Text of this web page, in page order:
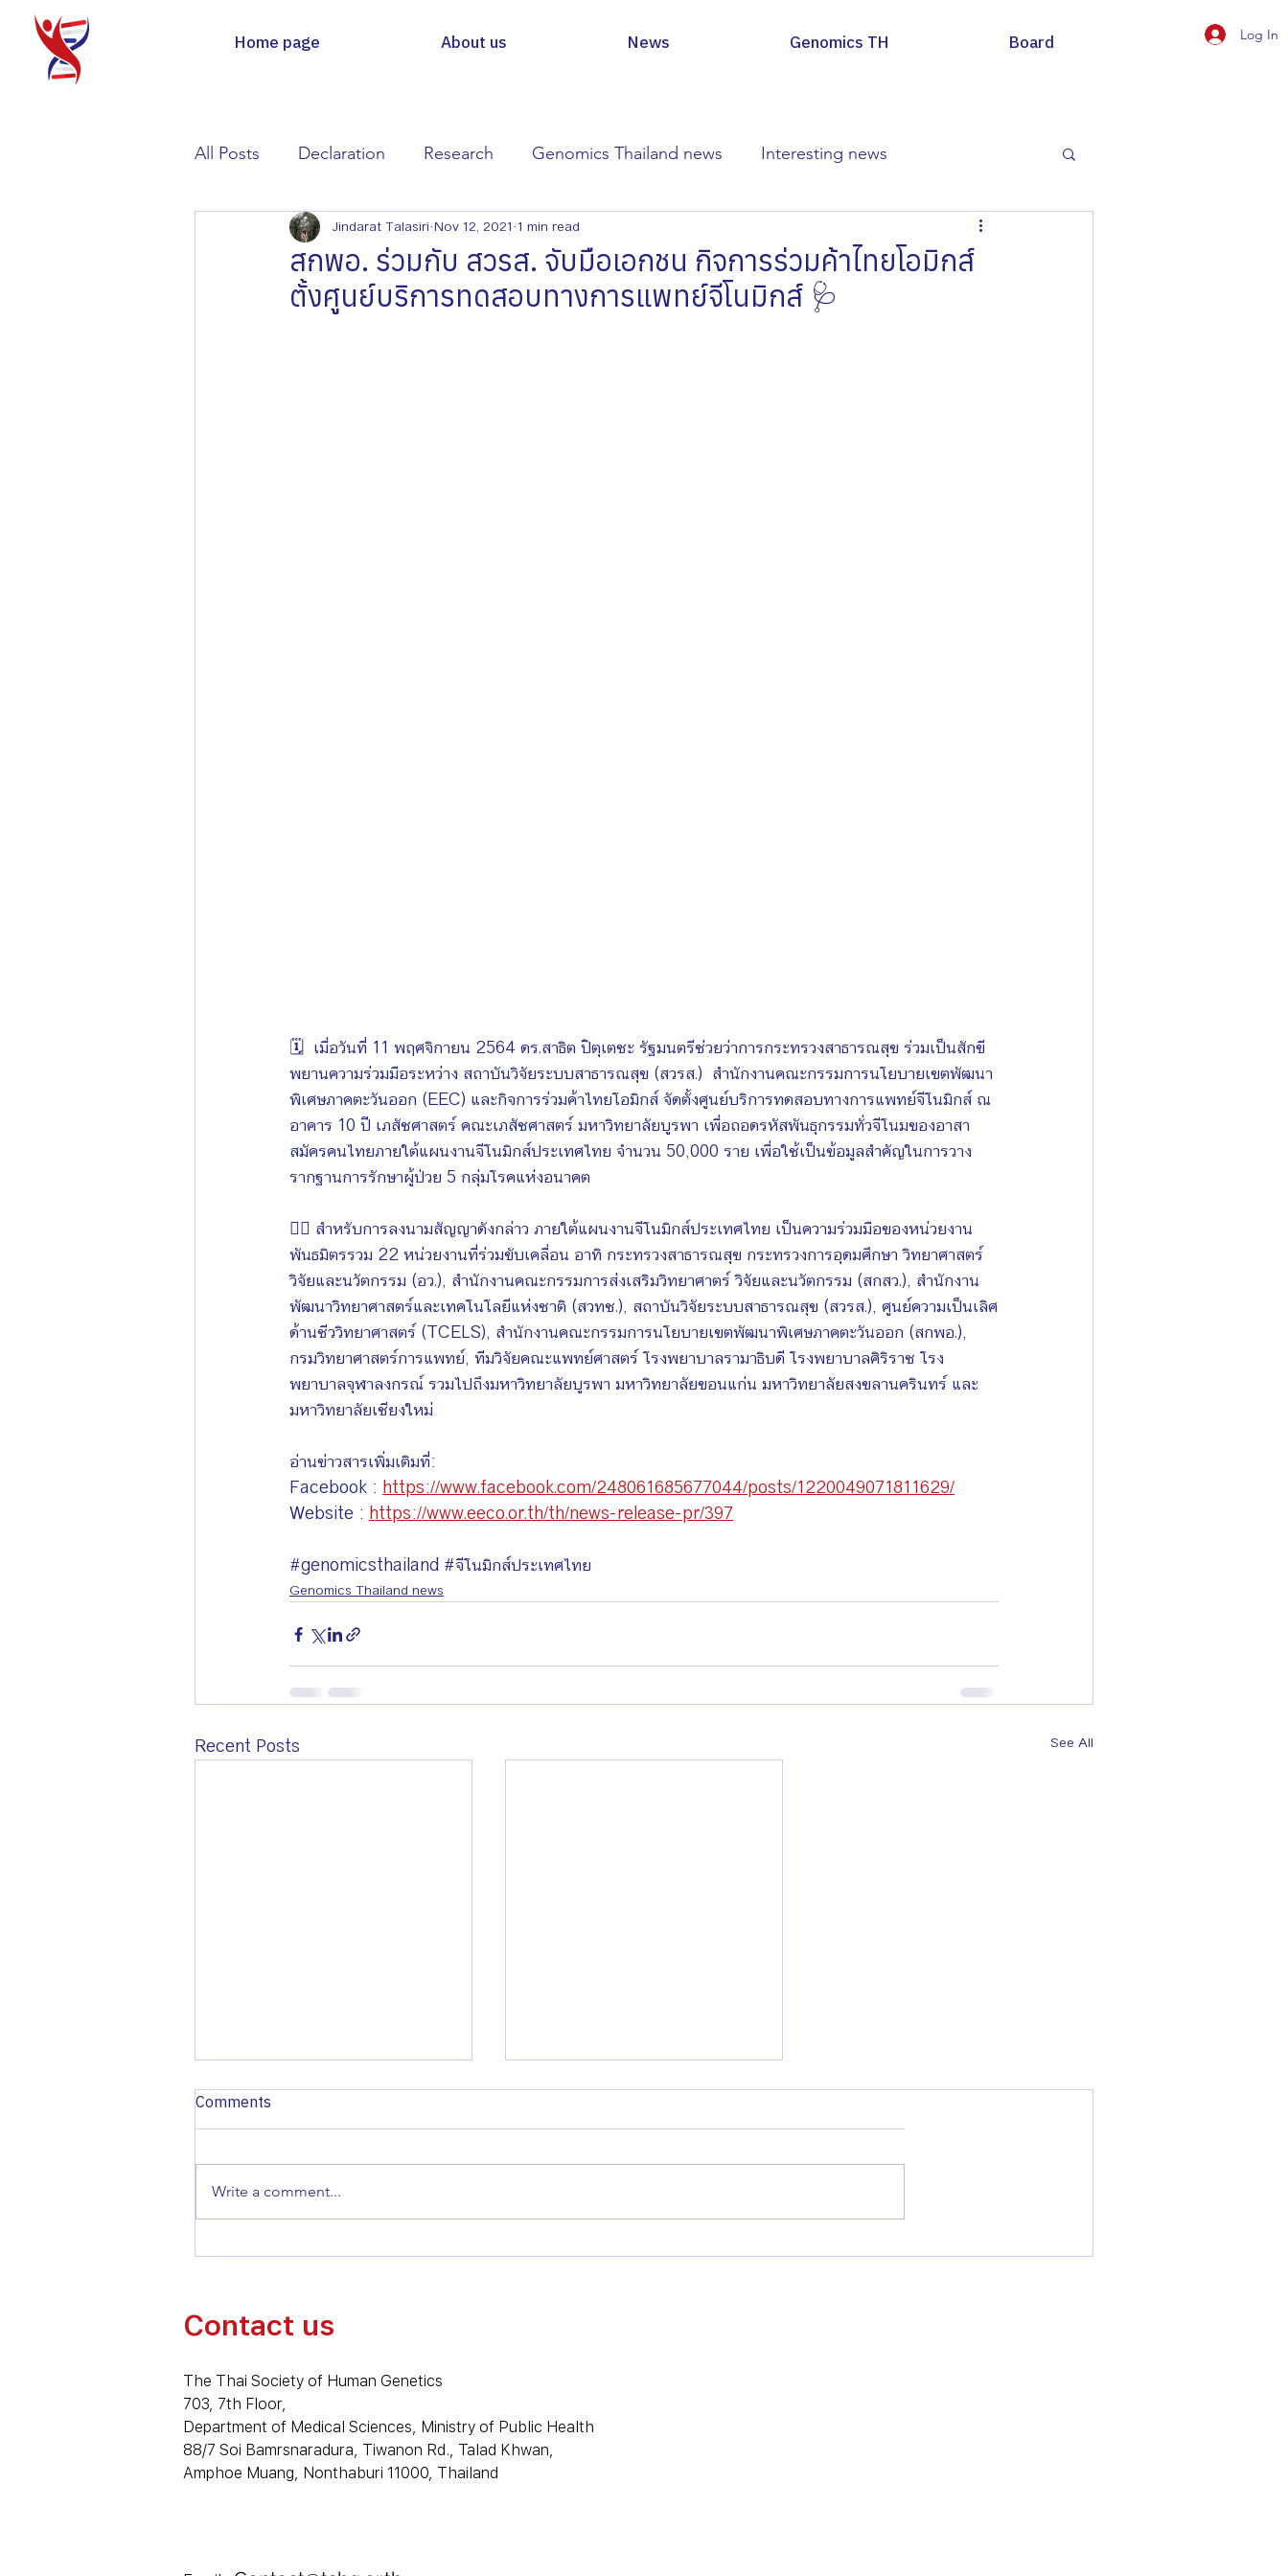
Home page About us News Genomics TH Board Log In
All Posts Declaration Research Genomics Thailand news Interesting news
สกพอ. ร่วมกับ สวรส. จับมือเอกชน กิจการร่วมค้าไทยโอมิกส์
ตั้งศูนย์บริการทดสอบทางการแพทย์จีโนมิกส์ 🩺
Jindarat Talasiri Nov 12, 2021 1 min read
🗓  เมื่อวันที่ 11 พฤศจิกายน 2564 ดร.สาธิต ปิตุเตชะ รัฐมนตรีช่วยว่าการกระทรวงสาธารณสุข ร่วมเป็นสักขี
พยานความร่วมมือระหว่าง สถาบันวิจัยระบบสาธารณสุข (สวรส.)  สำนักงานคณะกรรมการนโยบายเขตพัฒนา
พิเศษภาคตะวันออก (EEC) และกิจการร่วมค้าไทยโอมิกส์ จัดตั้งศูนย์บริการทดสอบทางการแพทย์จีโนมิกส์ ณ
อาคาร 10 ปี เภสัชศาสตร์ คณะเภสัชศาสตร์ มหาวิทยาลัยบูรพา เพื่อถอดรหัสพันธุกรรมทั่วจีโนมของอาสา
สมัครคนไทยภายใต้แผนงานจีโนมิกส์ประเทศไทย จำนวน 50,000 ราย เพื่อใช้เป็นข้อมูลสําคัญในการวาง
รากฐานการรักษาผู้ป่วย 5 กลุ่มโรคแห่งอนาคต
✍🏻 สําหรับการลงนามสัญญาดังกล่าว ภายใต้แผนงานจีโนมิกส์ประเทศไทย เป็นความร่วมมือของหน่วยงาน
พันธมิตรรวม 22 หน่วยงานที่ร่วมขับเคลื่อน อาทิ กระทรวงสาธารณสุข กระทรวงการอุดมศึกษา วิทยาศาสตร์
วิจัยและนวัตกรรม (อว.), สำนักงานคณะกรรมการส่งเสริมวิทยาศาตร์ วิจัยและนวัตกรรม (สกสว.), สํานักงาน
พัฒนาวิทยาศาสตร์และเทคโนโลยีแห่งชาติ (สวทช.), สถาบันวิจัยระบบสาธารณสุข (สวรส.), ศูนย์ความเป็นเลิศ
ด้านชีววิทยาศาสตร์ (TCELS), สํานักงานคณะกรรมการนโยบายเขตพัฒนาพิเศษภาคตะวันออก (สกพอ.),
กรมวิทยาศาสตร์การแพทย์, ทีมวิจัยคณะแพทย์ศาสตร์ โรงพยาบาลรามาธิบดี โรงพยาบาลศิริราช โรง
พยาบาลจุฬาลงกรณ์ รวมไปถึงมหาวิทยาลัยบูรพา มหาวิทยาลัยขอนแก่น มหาวิทยาลัยสงขลานครินทร์ และ
มหาวิทยาลัยเชียงใหม่
อ่านข่าวสารเพิ่มเติมที่:
Facebook : https://www.facebook.com/248061685677044/posts/1220049071811629/
Website : https://www.eeco.or.th/th/news-release-pr/397
#genomicsthailand #จีโนมิกส์ประเทศไทย
Genomics Thailand news
Recent Posts See All
Comments
Write a comment...
Contact us
The Thai Society of Human Genetics
703, 7th Floor,
Department of Medical Sciences, Ministry of Public Health
88/7 Soi Bamrsnaradura, Tiwanon Rd., Talad Khwan,
Amphoe Muang, Nonthaburi 11000, Thailand